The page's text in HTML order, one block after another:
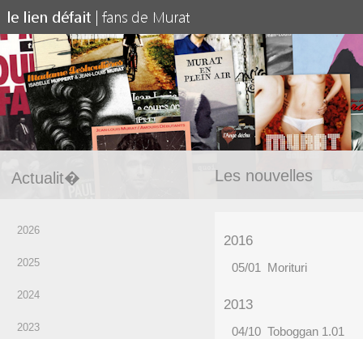
Actualit� Les nouvelles
2026
2025
2024
2023
2016
05/01 Morituri
2013
04/10 Toboggan 1.01